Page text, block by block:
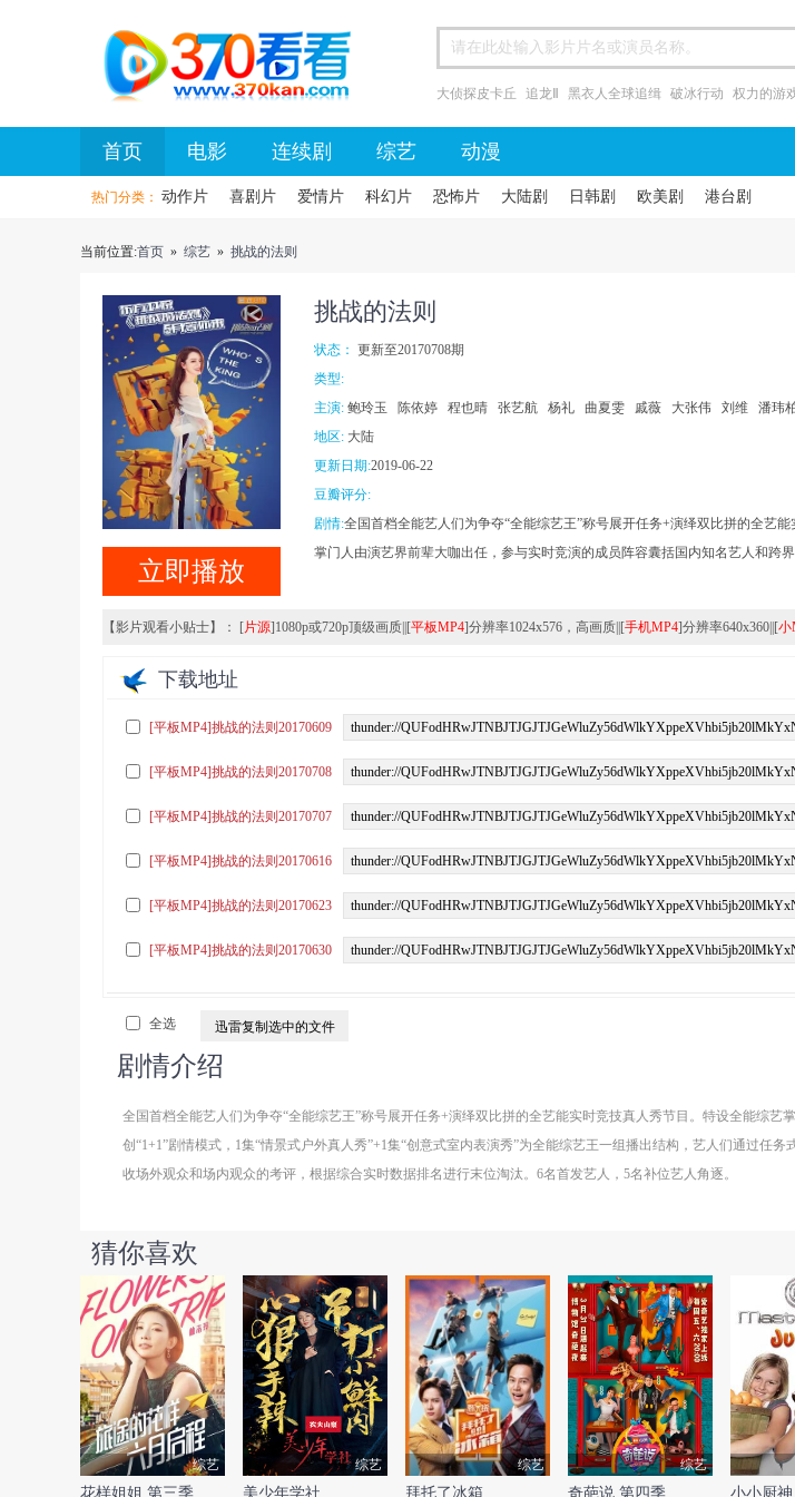
首页
大侦探皮卡丘 追龙Ⅱ 黑衣人全球追缉 破冰行动 权力的游
首页 电影 连续剧 综艺 动漫
热门分类： 动作片 喜剧片 爱情片 科幻片 恐怖片 大陆剧 日韩剧 欧美剧 港台剧
当前位置:首页 » 综艺 » 挑战的法则
立即播放
挑战的法则
状态： 更新至20170708期
类型:
主演: 鲍玲玉 陈依婷 程也晴 张艺航 杨礼 曲夏雯 戚薇 大张伟 刘维 潘玮
地区: 大陆
更新日期:2019-06-22
豆瓣评分:
0.0分
剧情:全国首档全能艺人们为争夺“全能综艺王”称号展开任务+演绎双比拼的全艺
掌门人由演艺界前辈大咖出任，参与实时竞演的成员阵容囊括国内知名艺人和跨
【影片观看小贴士】： [片源]1080p或720p顶级画质||[平板MP4]分辨率1024x576，高画质||[手机MP4]分辨率640x360||[小
下载地址
[平板MP4]挑战的法则20170609
[平板MP4]挑战的法则20170708
[平板MP4]挑战的法则20170707
[平板MP4]挑战的法则20170616
[平板MP4]挑战的法则20170623
[平板MP4]挑战的法则20170630
全选 迅雷复制选中的文件
剧情介绍
全国首档全能艺人们为争夺“全能综艺王”称号展开任务+演绎双比拼的全艺能实时竞技真人秀节目。特设全能综
创“1+1”剧情模式，1集“情景式户外真人秀”+1集“创意式室内表演秀”为全能综艺王一组播出结构，艺人们通过
收场外观众和场内观众的考评，根据综合实时数据排名进行末位淘汰。6名首发艺人，5名补位艺人角逐。
猜你喜欢
综艺
花样姐姐 第三季
综艺
美少年学社
综艺
拜托了冰箱
综艺
奇葩说 第四季 小小厨